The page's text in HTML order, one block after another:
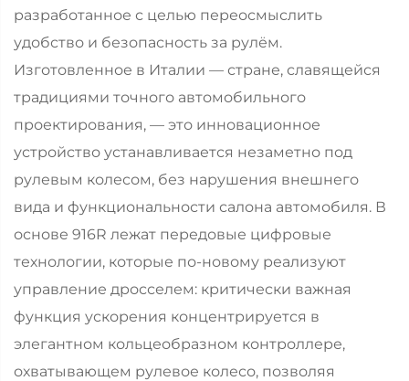
разработанное с целью переосмыслить
удобство и безопасность за рулём.
Изготовленное в Италии — стране, славящейся
традициями точного автомобильного
проектирования, — это инновационное
устройство устанавливается незаметно под
рулевым колесом, без нарушения внешнего
вида и функциональности салона автомобиля. В
основе 916R лежат передовые цифровые
технологии, которые по-новому реализуют
управление дросселем: критически важная
функция ускорения концентрируется в
элегантном кольцеобразном контроллере,
охватывающем рулевое колесо, позволяя